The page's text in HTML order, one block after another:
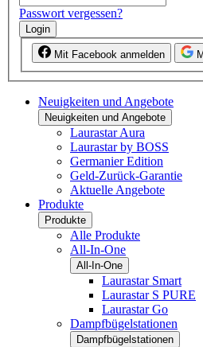
Passwort vergessen?
Login
Mit Facebook anmelden
Neuigkeiten und Angebote
Neuigkeiten und Angebote
Laurastar Aura
Laurastar by BOSS
Germanier Edition
Geld-Zurück-Garantie
Aktuelle Angebote
Produkte
Produkte
Alle Produkte
All-In-One
All-In-One
Laurastar Smart
Laurastar S PURE
Laurastar Go
Dampfbügelstationen
Dampfbügelstationen